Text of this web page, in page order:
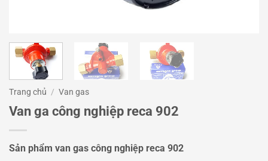
Trang chủ / Van gas
Van ga công nghiệp reca 902
Sản phẩm van gas công nghiệp reca 902